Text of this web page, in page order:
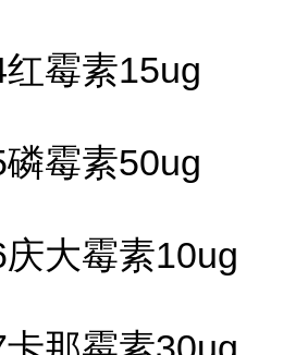
霉素15ug
霉素50ug
大霉素10ug